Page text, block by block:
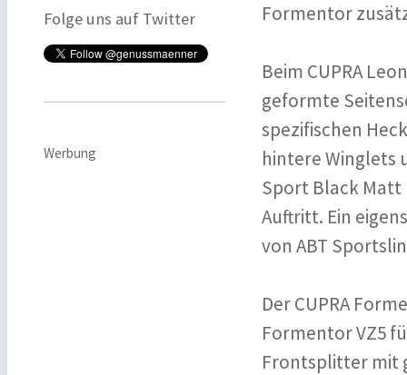
Folge uns auf Twitter
Werbung
Formentor
Beim CUPRA
geformte
spezifischen
hintere Winglets
Sport Black Matt
Auftritt. Ein
von ABT
Der CUPRA
Formentor VZ5
Frontsplitter mit